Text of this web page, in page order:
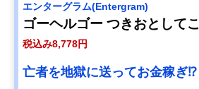
エンターグラム(Entergram)
ゴーヘルゴー つきおとしてこ
税込み8,778円
亡者を地獄に送ってお金稼ぎ⁉